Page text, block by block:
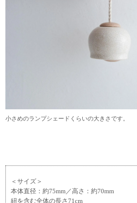
小さめのランプシェードくらいの大きさです。
＜サイズ＞
本体直径：約75mm／高さ：約70mm
紐を含む全体の長さ71cm